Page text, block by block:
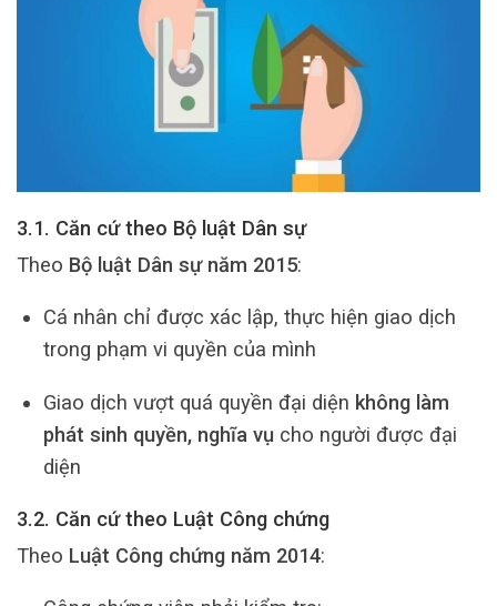
3.1. Căn cứ theo Bộ luật Dân sự
Theo Bộ luật Dân sự năm 2015:
Cá nhân chỉ được xác lập, thực hiện giao dịch
trong phạm vi quyền của mình
Giao dịch vượt quá quyền đại diện không làm
phát sinh quyền, nghĩa vụcho người được đại
diện
3.2. Căn cứ theo Luật Công chứng
Theo Luật Công chứng năm 2014: